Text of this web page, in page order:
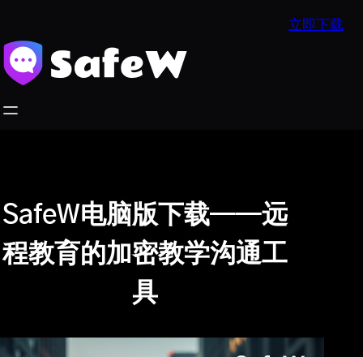
内
容
立即下载
SafeW电脑版下载——远
程教育的加密教学沟通工
具